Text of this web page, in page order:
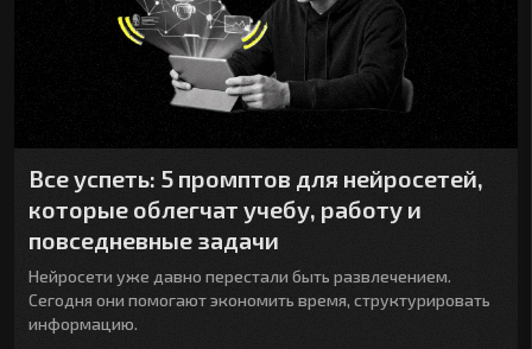
Все успеть: 5 промптов для нейросетей,
которые облегчат учебу, работу и
повседневные задачи
Нейросети уже давно перестали быть развлечением.
Сегодня они помогают экономить время, структурировать
информацию.